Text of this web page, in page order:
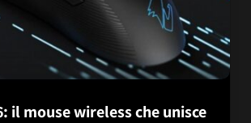
il mouse wireless che unisce